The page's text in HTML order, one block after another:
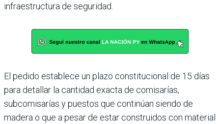
infraestructura de seguridad.
El pedido establece un plazo constitucional de 15 días
para detallar la cantidad exacta de comisarías,
subcomisarías y puestos que continúan siendo de
madera o que a pesar de estar construidos con mate­rial